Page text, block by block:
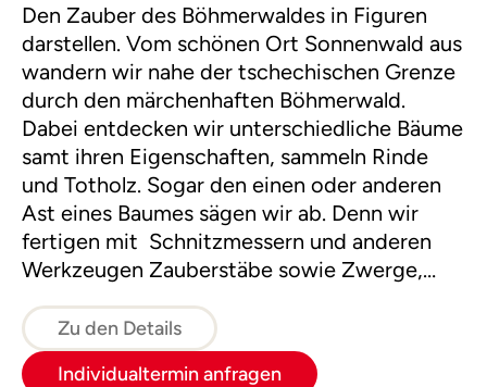
Den Zauber des Böhmerwaldes in Figuren
darstellen. Vom schönen Ort Sonnenwald aus
wandern wir nahe der tschechischen Grenze
durch den märchenhaften Böhmerwald.
Dabei entdecken wir unterschiedliche Bäume
samt ihren Eigenschaften, sammeln Rinde
und Totholz. Sogar den einen oder anderen
Ast eines Baumes sägen wir ab. Denn wir
fertigen mit Schnitzmessern und anderen
Werkzeugen Zauberstäbe sowie Zwerge,
Waldes, die wir mit Fantasie zum Leben
erwecken.
Zu den Details
Individualtermin anfragen